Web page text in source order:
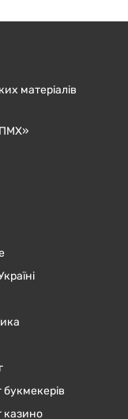
матеріалів
букмекерів
казино